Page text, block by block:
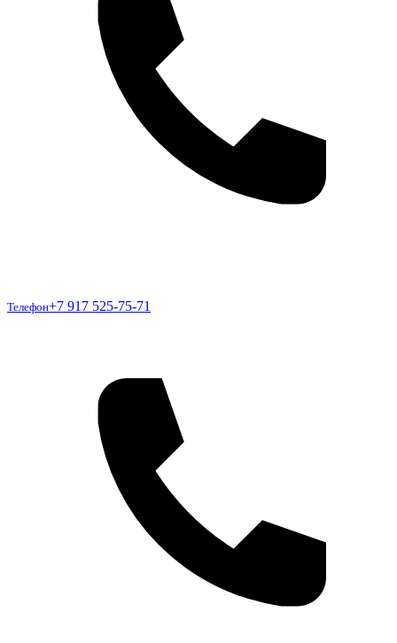
Телефон
Телефон+7 917 525-75-71